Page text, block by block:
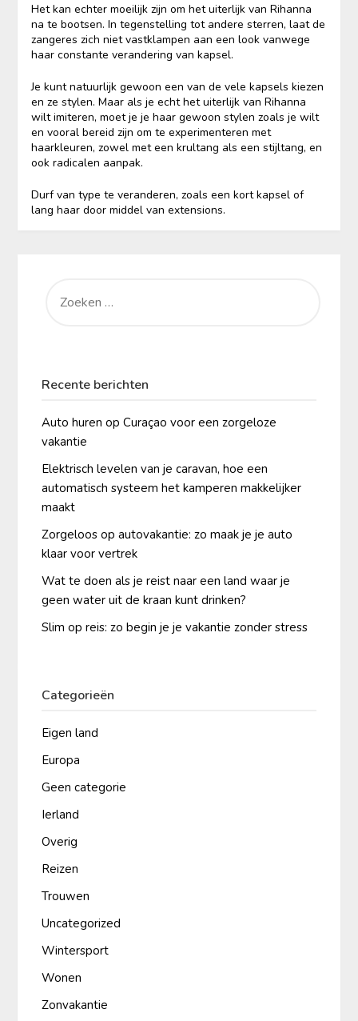
Het kan echter moeilijk zijn om het uiterlijk van Rihanna
na te bootsen. In tegenstelling tot andere sterren, laat de
zangeres zich niet vastklampen aan een look vanwege
haar constante verandering van kapsel.
Je kunt natuurlijk gewoon een van de vele kapsels kiezen
en ze stylen. Maar als je echt het uiterlijk van Rihanna
wilt imiteren, moet je je haar gewoon stylen zoals je wilt
en vooral bereid zijn om te experimenteren met
haarkleuren, zowel met een krultang als een stijltang, en
ook radicalen aanpak.
Durf van type te veranderen, zoals een kort kapsel of
lang haar door middel van extensions.
NAAR:
Recente berichten
Auto huren op Curaçao voor een zorgeloze
vakantie
Elektrisch levelen van je caravan, hoe een
automatisch systeem het kamperen makkelijker
maakt
Zorgeloos op autovakantie: zo maak je je auto
klaar voor vertrek
Wat te doen als je reist naar een land waar je
geen water uit de kraan kunt drinken?
Slim op reis: zo begin je je vakantie zonder stress
Categorieën
Eigen land
Europa
Geen categorie
Ierland
Overig
Reizen
Trouwen
Uncategorized
Wintersport
Wonen
Zonvakantie